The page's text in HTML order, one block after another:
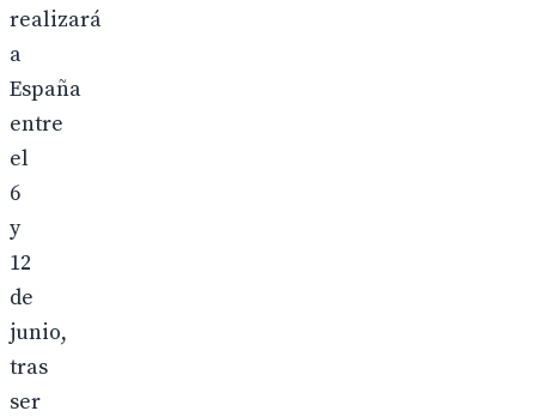
realizará
a
España
entre
el
6
y
12
de
junio,
tras
ser